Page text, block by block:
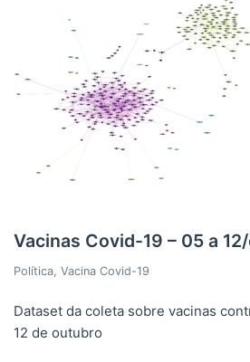
Vacinas Covid-19 – 05 a
Política, Vacina Covid-19
Dataset da coleta sobre vacinas
12 de outubro